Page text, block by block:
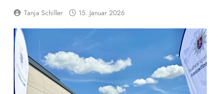
Tanja Schiller 15. Januar 2026